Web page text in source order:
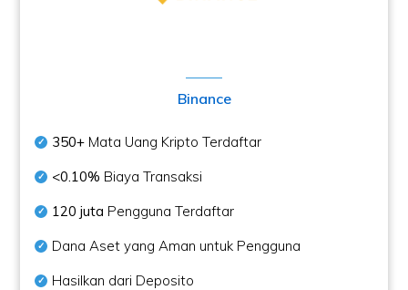
Binance
350+ Mata Uang Kripto Terdaftar
<0.10% Biaya Transaksi
120 juta Pengguna Terdaftar
Dana Aset yang Aman untuk Pengguna
Hasilkan dari Deposito